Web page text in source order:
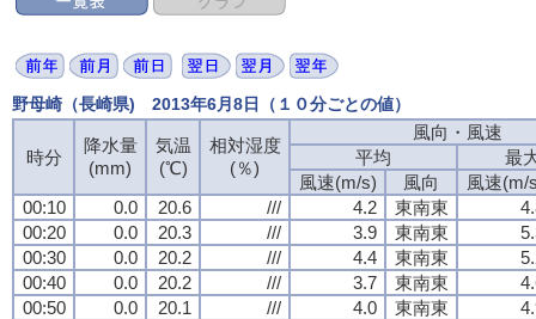
野母崎（長崎県) 2013年6月8日（１０分ごとの値）
時分
降水量
(mm)
気温
(℃)
相対湿度
(％)
風向・風速
平均
最
風速(m/s)
風向
風速(m/
00:10
0.0 20.6 /// 4.2 東南東
00:20
0.0 20.3 /// 3.9 東南東
00:30
0.0 20.2 /// 4.4 東南東
00:40
0.0 20.2 /// 3.7 東南東
00:50
0.0 20.1 /// 4.0 東南東